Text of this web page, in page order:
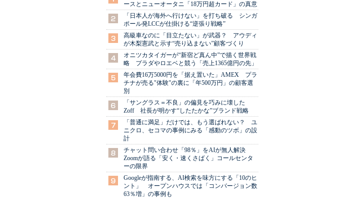
ースとニューオータニ「18万円超カード」の真意
「日本人が海外へ行けない」を打ち破る シンガ
ポール発LCCが仕掛ける“逆張り戦略”
高級車なのに「目立たない」が武器？ アウディ
が木梨憲武と示す“売り込まない”顧客づくり
オニツカタイガーが“新宿ど真ん中”で描く世界戦
略 プラダやロエベと競う「売上1365億円の先」
年会費16万5000円を「据え置いた」AMEX プラ
チナが売る"体験"の裏に「年500万円」の顧客選
別
「サングラス＝不良」の偏見を巧みに壊した
Zoff 社長が明かす“したたかな”ブランド戦略
「普通に満足」だけでは、もう選ばれない？ ユ
ニクロ、セコマの事例にみる「感動のツボ」の設
計
チャット問い合わせ「98％」をAIが無人解決
Zoomが語る「安く・速くさばく」コールセンタ
ーの限界
Googleが指南する、AI検索を味方にする「10のヒ
ント」 オープンハウスでは「コンバージョン数
63％増」の事例も